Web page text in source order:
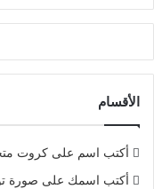
الأقسام
أكتب اسم على كروت
أكتب اسمك على صورة